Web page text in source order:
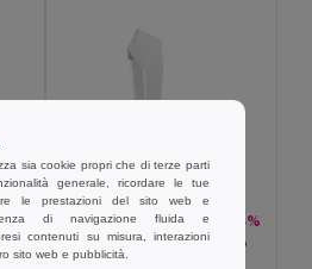
WAXOFF Asciugamano in microfibra double f
14,16 €24,81 € -43%
DIAWARD Premio in cristallo
GiftRetail MO2236
sia cookie propri che di terze parti
generale, ricordare le tue
le prestazioni del sito web e
di navigazione fluida e
contenuti su misura, interazioni
sito web e pubblicità.